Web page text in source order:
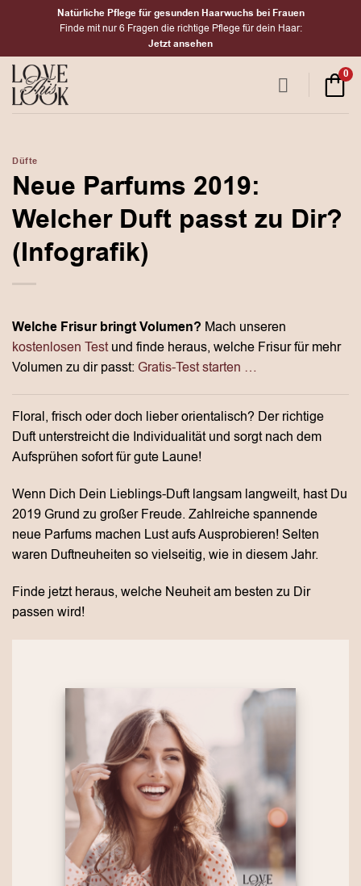
Natürliche Pflege für gesunden Haarwuchs bei Frauen
Finde mit nur 6 Fragen die richtige Pflege für dein Haar:
Jetzt ansehen
0
Düfte
Neue Parfums 2019:
Welcher Duft passt zu Dir?
(Infografik)
Welche Frisur bringt Volumen? Mach unseren
kostenlosen Testund finde heraus, welche Frisur für mehr
Volumen zu dir passt: Gratis-Test starten …
Floral, frisch oder doch lieber orientalisch? Der richtige
Duft unterstreicht die Individualität und sorgt nach dem
Aufsprühen sofort für gute Laune!
Wenn Dich Dein Lieblings-Duft langsam langweilt, hast Du
2019 Grund zu großer Freude. Zahlreiche spannende
neue Parfums machen Lust aufs Ausprobieren! Selten
waren Duftneuheiten so vielseitig, wie in diesem Jahr.
Finde jetzt heraus, welche Neuheit am besten zu Dir
passen wird!